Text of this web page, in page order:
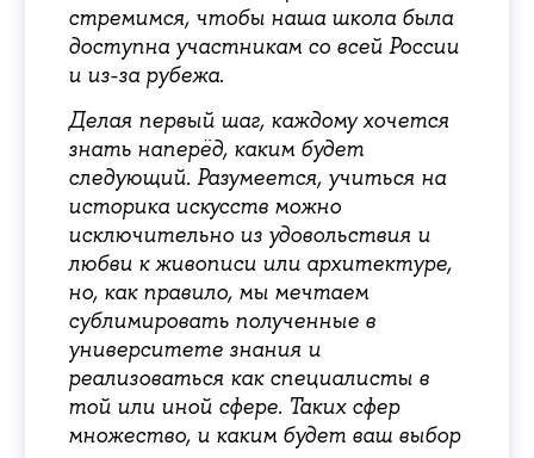
стремимся, чтобы наша школа была
доступна участникам со всей России
и из-за рубежа.
Делая первый шаг, каждому хочется
знать наперёд, каким будет
следующий. Разумеется, учиться на
историка искусств можно
исключительно из удовольствия и
любви к живописи или архитектуре,
но, как правило, мы мечтаем
сублимировать полученные в
университете знания и
реализоваться как специалисты в
той или иной сфере. Таких сфер
множество, и каким будет ваш выбор